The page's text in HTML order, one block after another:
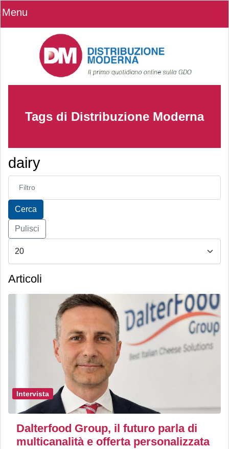
Menu
Tags di Distribuzione Moderna
dairy
Inserisci parte del titolo
Cerca
Pulisci
Articoli
Intervista
Dalterfood Group, il futuro parla di
multicanalità e offerta personalizzata